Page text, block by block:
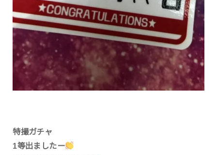
特撮ガチャ
1等出ましたー